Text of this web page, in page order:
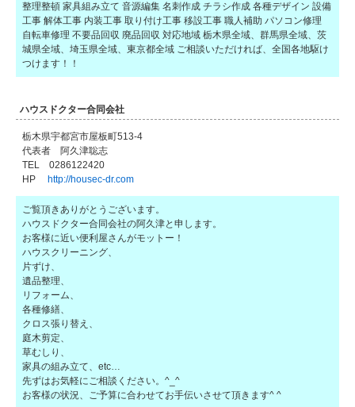
整理整頓 家具組み立て 音源編集 名刺作成 チラシ作成 各種デザイン 設備
工事 解体工事 内装工事 取り付け工事 移設工事 職人補助 パソコン修理
自転車修理 不要品回収 廃品回収 対応地域 栃木県全域、群馬県全域、茨
城県全域、埼玉県全域、東京都全域 ご相談いただければ、全国各地駆け
つけます！！
ハウスドクター合同会社
栃木県宇都宮市屋板町513-4
代表者 阿久津聡志
TEL 0286122420
HPhttp://housec-dr.com
ご覧頂きありがとうございます。
ハウスドクター合同会社の阿久津と申します。
お客様に近い便利屋さんがモットー！
ハウスクリーニング、
片ずけ、
遺品整理、
リフォーム、
各種修繕、
クロス張り替え、
庭木剪定、
草むしり、
家具の組み立て、etc…
先ずはお気軽にご相談ください。^_^
お客様の状況、ご予算に合わせてお手伝いさせて頂きます^ ^